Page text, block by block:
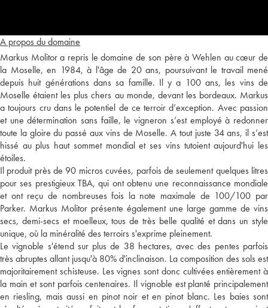
A propos du domaine
Markus Molitor a repris le domaine de son père à Wehlen au cœur de
la Moselle, en 1984, à l'âge de 20 ans, poursuivant le travail mené
depuis huit générations dans sa famille. Il y a 100 ans, les vins de
Moselle étaient les plus chers au monde, devant les bordeaux. Markus
a toujours cru dans le potentiel de ce terroir d’exception. Avec passion
et une détermination sans faille, le vigneron s’est employé à redonner
toute la gloire du passé aux vins de Moselle. A tout juste 34 ans, il s’est
hissé au plus haut sommet mondial et ses vins tutoient aujourd'hui les
étoiles.
Il produit près de 90 micros cuvées, parfois de seulement quelques litres
pour ses prestigieux TBA, qui ont obtenu une reconnaissance mondiale
et ont reçu de nombreuses fois la note maximale de 100/100 par
Parker. Markus Molitor présente également une large gamme de vins
secs, demi-secs et moelleux, tous de très belle qualité et dans un style
unique, où la minéralité des terroirs s'exprime pleinement.
Le vignoble s'étend sur plus de 38 hectares, avec des pentes parfois
très abruptes allant jusqu'à 80% d'inclinaison. La composition des sols est
majoritairement schisteuse. Les vignes sont donc cultivées entièrement à
la main et sont parfois centenaires. Il vignoble est planté principalement
en riesling, mais aussi en pinot noir et en pinot blanc. Les baies sont